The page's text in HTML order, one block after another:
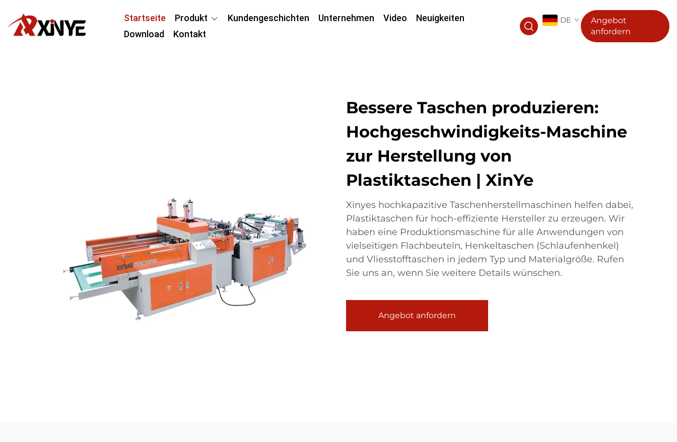
Startseite Produkt Kundengeschichten Unternehmen Video
Neuigkeiten
Download
Kontakt
DE
Angebot
anfordern
Bessere Taschen produzieren:
Hochgeschwindigkeits-Maschine
zur Herstellung von
Plastiktaschen | XinYe
Xinyes hochkapazitive Taschenherstellmaschinen helfen dabei,
Plastiktaschen für hoch-effiziente Hersteller zu erzeugen. Wir
haben eine Produktionsmaschine für alle Anwendungen von
vielseitigen Flachbeuteln, Henkeltaschen (Schlaufenhenkel)
und Vliesstofftaschen in jedem Typ und Materialgröße. Rufen
Sie uns an, wenn Sie weitere Details wünschen.
Angebot anfordern